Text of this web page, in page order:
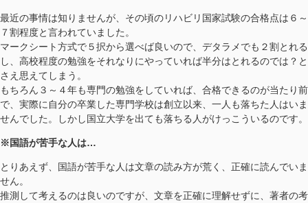
最近の事情は知りませんが、その頃のリハビリ国家試験の合格点は６～
７割程度と言われていました。
マークシート方式で５択から選べば良いので、デタラメでも２割とれる
し、高校程度の勉強をそれなりにやっていれば半分はとれるのでは？と
さえ思えてしまう。
もちろん３～４年も専門の勉強をしていれば、合格できるのが当たり前
で、実際に自分の卒業した専門学校は創立以来、一人も落ちた人はいま
せんでした。しかし国立大学を出ても落ちる人がけっこういるのです。
※国語が苦手な人は…
とりあえず、国語が苦手な人は文章の読み方が荒く、正確に読んでいま
せん。
推測して考えるのは良いのですが、文章を正確に理解せずに、著者の考